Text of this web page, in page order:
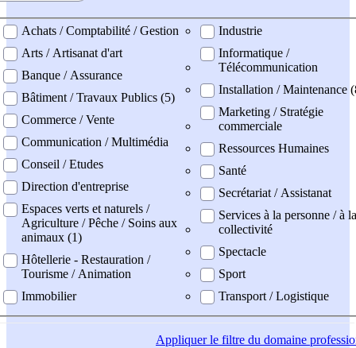
professionel
Achats / Comptabilité / Gestion
Arts / Artisanat d'art
Banque / Assurance
Bâtiment / Travaux Publics (5)
Commerce / Vente
Communication / Multimédia
Conseil / Etudes
Direction d'entreprise
Espaces verts et naturels /
Agriculture / Pêche / Soins aux
animaux (1)
Hôtellerie - Restauration /
Tourisme / Animation
Immobilier
Industrie
Informatique /
Télécommunication
Installation / Maintenance
Marketing / Stratégie
commerciale
Ressources Humaines
Santé
Secrétariat / Assistanat
Services à la personne / à la
collectivité
Spectacle
Sport
Transport / Logistique
Appliquerle filtre du domaine